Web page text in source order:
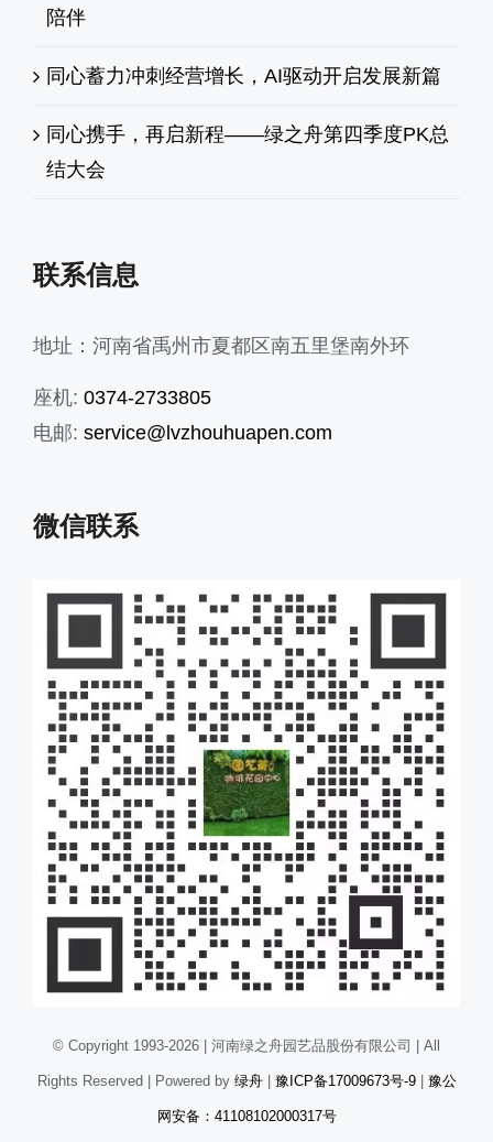
陪伴
同心蓄力冲刺经营增长，AI驱动开启发展新篇
同心携手，再启新程——绿之舟第四季度PK总
结大会
联系信息
地址：河南省禹州市夏都区南五里堡南外环
座机: 0374-2733805
电邮: service@lvzhouhuapen.com
微信联系
© Copyright 1993-2026 | 河南绿之舟园艺品股份有限公司 | All
Rights Reserved | Powered by 绿舟| 豫ICP备17009673号-9| 豫公
网安备：41108102000317号